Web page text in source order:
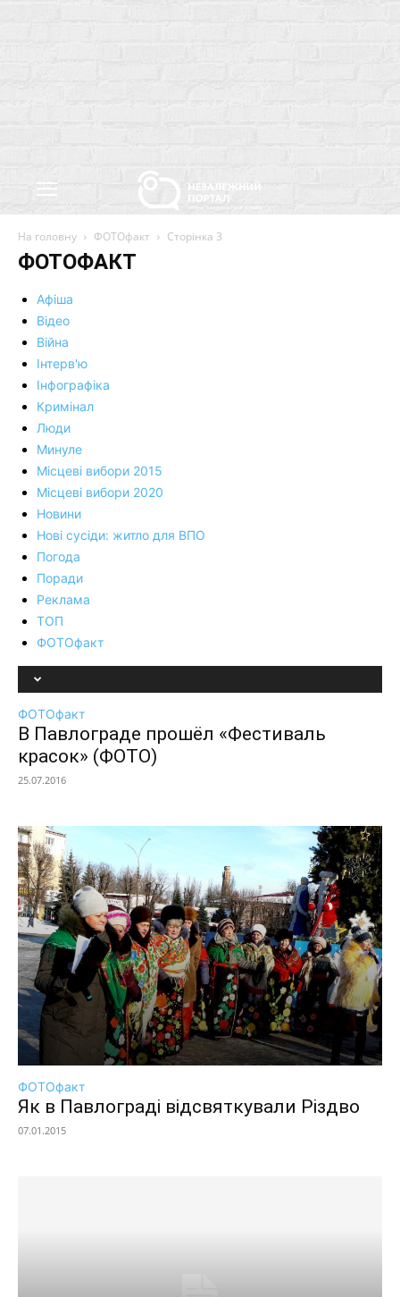
На головну ФОТОфакт Сторінка 3
ФОТОФАКТ
Афіша
Відео
Війна
Інтерв'ю
Інфографіка
Кримінал
Люди
Минуле
Місцеві вибори 2015
Місцеві вибори 2020
Новини
Нові сусіди: житло для ВПО
Погода
Поради
Реклама
ТОП
ФОТОфакт
ФОТОфакт
В Павлограде прошёл «Фестиваль
красок» (ФОТО)
25.07.2016
ФОТОфакт
Як в Павлограді відсвяткували Різдво
07.01.2015